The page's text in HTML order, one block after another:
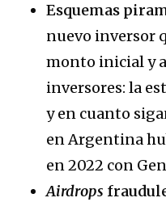
Esquemas
nuevo inversor
monto inicial y
inversores: la
y en cuanto
en Argentina
en 2022 con
Airdrops